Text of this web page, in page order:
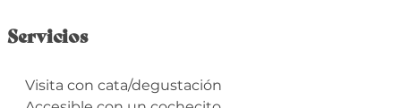
Servicios
Visita con cata/degustación